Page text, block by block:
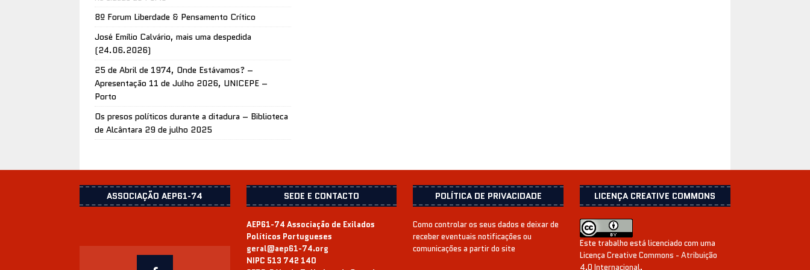
8º Forum Liberdade & Pensamento Crítico
José Emílio Calvário, mais uma despedida
(24.06.2026)
25 de Abril de 1974, Onde Estávamos? –
Apresentação 11 de Julho 2026, UNICEPE –
Porto
Os presos políticos durante a ditadura – Biblioteca
de Alcântara 29 de julho 2025
ASSOCIAÇÃO AEP61-74 SEDE E CONTACTO
AEP61-74 Associação de Exilados
Políticos Portugueses
geral@aep61-74.org
NIPC 513 742 140
POLÍTICA DE PRIVACIDADE
Como controlar os seus dados e deixar de
receber eventuais notificações ou
comunicações a partir do site
LICENÇA CREATIVE COMMONS
Este trabalho está licenciado com uma
LicençaCreative Commons - Atribuição
4.0 Internacional.